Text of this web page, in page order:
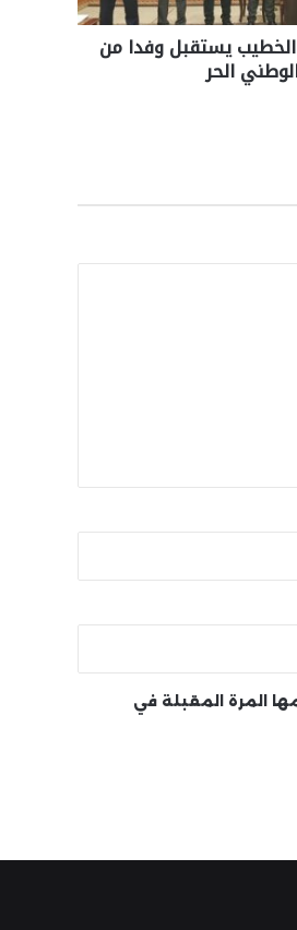
يستقبل وفدا من
الحر
المرة المقبلة في